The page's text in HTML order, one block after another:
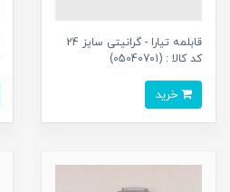
قابلمه تیارا - گرانیتی سایز 24
کد کالا : (05040701)